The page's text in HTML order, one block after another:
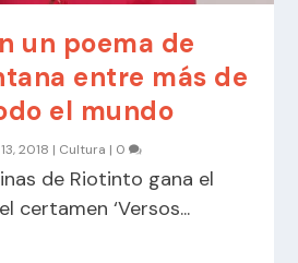
un poema de
entre más de
el mundo
2018 | Cultura | 0
de Riotinto gana el
certamen ‘Versos...